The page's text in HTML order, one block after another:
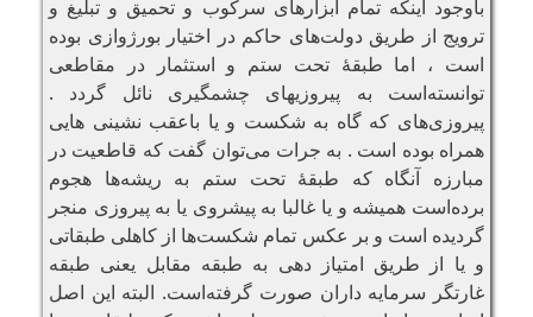
باوجود اینکه تمام ابزارهای سرکوب و تحمیق و تبلیغ و
ترویج از طریق دولت‌های حاکم در اختیار بورژوازی بوده
است ، اما طبقهٔ تحت ستم و استثمار در مقاطعی
توانسته‌است به پیروزیهای چشمگیری نائل گردد .
پیروزی‌های که گاه به شکست و یا باعقب نشینی هایی
همراه بوده است . به جرات می‌توان گفت که قاطعیت در
مبارزه آنگاه که طبقهٔ تحت ستم به ریشه‌ها هجوم
برده‌است همیشه و یا غالبا به پیشروی یا به پیروزی منجر
گردیده است و بر عکس تمام شکست‌ها از کاهلی طبقاتی
و یا از طریق امتیاز دهی به طبقه مقابل یعنی طبقه
غارتگر سرمایه داران صورت گرفته‌است. البته این اصل